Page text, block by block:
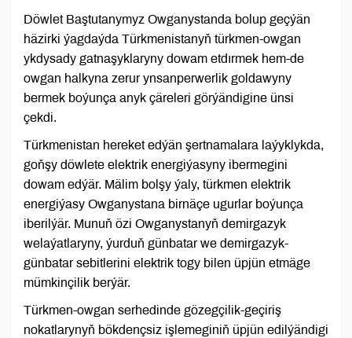
Döwlet Baştutanymyz Owganystanda bolup geçýän
häzirki ýagdaýda Türkmenistanyň türkmen-owgan
ykdysady gatnaşyklaryny dowam etdırmek hem-de
owgan halkyna zerur ynsanperwerlik goldawyny
bermek boýunça anyk çäreleri görýändigine ünsi
çekdi.
Türkmenistan hereket edýän şertnamalara laýyklykda,
goňşy döwlete elektrik energiýasyny ibermegini
dowam edýär. Mälim bolşy ýaly, türkmen elektrik
energiýasy Owganystana birnäçe ugurlar boýunça
iberilýär. Munuň özi Owganystanyň demirgazyk
welaýatlaryny, ýurduň günbatar we demirgazyk-
günbatar sebitlerini elektrik togy bilen üpjün etmäge
mümkinçilik berýär.
Türkmen-owgan serhedinde gözegçilik-geçiriş
nokatlarynyň bökdençsiz işlemeginiň üpjün edilýändigi